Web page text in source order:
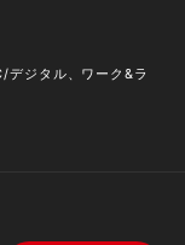
デジタル、ワーク&ラ